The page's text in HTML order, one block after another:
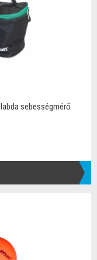
sebességmérő